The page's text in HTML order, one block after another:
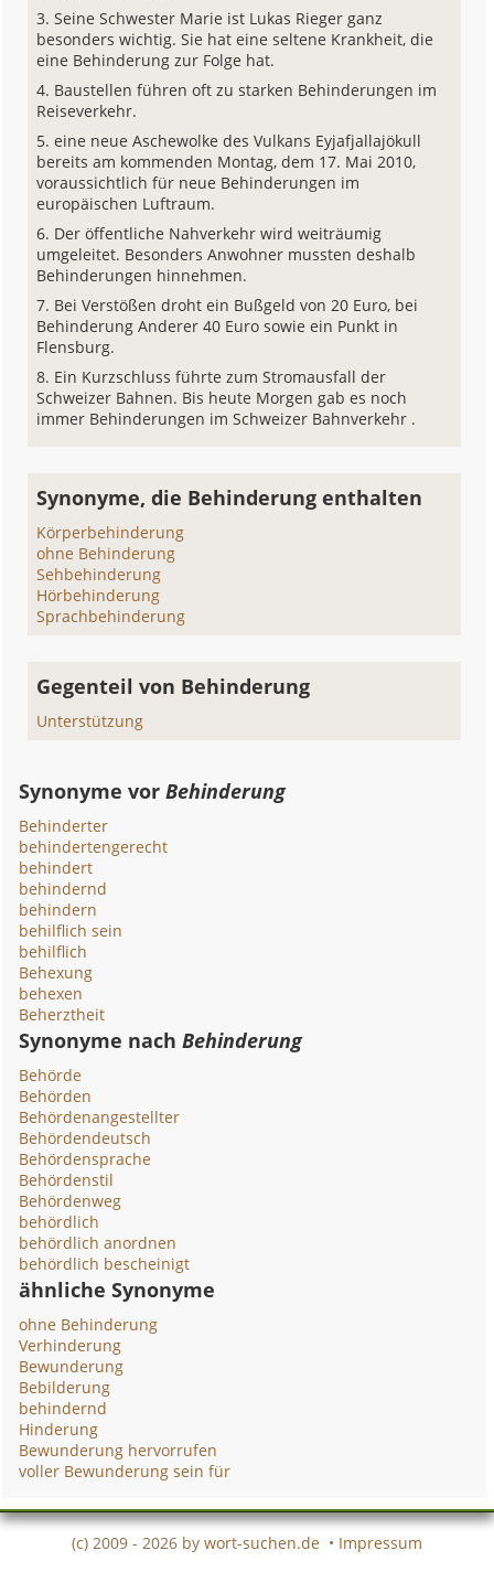
Seine Schwester Marie ist Lukas Rieger ganz
besonders wichtig. Sie hat eine seltene Krankheit, die
eine Behinderung zur Folge hat.
Baustellen führen oft zu starken Behinderungen im
Reiseverkehr.
eine neue Aschewolke des Vulkans Eyjafjallajökull
bereits am kommenden Montag, dem 17. Mai 2010,
voraussichtlich für neue Behinderungen im
europäischen Luftraum.
Der öffentliche Nahverkehr wird weiträumig
umgeleitet. Besonders Anwohner mussten deshalb
Behinderungen hinnehmen.
Bei Verstößen droht ein Bußgeld von 20 Euro, bei
Behinderung Anderer 40 Euro sowie ein Punkt in
Flensburg.
Ein Kurzschluss führte zum Stromausfall der
Schweizer Bahnen. Bis heute Morgen gab es noch
immer Behinderungen im Schweizer Bahnverkehr .
Synonyme, die Behinderung enthalten
Körperbehinderung
ohne Behinderung
Sehbehinderung
Hörbehinderung
Sprachbehinderung
Gegenteil von Behinderung
Unterstützung
Synonyme vorBehinderung
Behinderter
behindertengerecht
behindert
behindernd
behindern
behilflich sein
behilflich
Behexung
behexen
Beherztheit
Synonyme nachBehinderung
Behörde
Behörden
Behördenangestellter
Behördendeutsch
Behördensprache
Behördenstil
Behördenweg
behördlich
behördlich anordnen
behördlich bescheinigt
ähnliche Synonyme
ohne Behinderung
Verhinderung
Bewunderung
Bebilderung
behindernd
Hinderung
Bewunderung hervorrufen
voller Bewunderung sein für
(c) 2009 - 2026 by wort-suchen.de • Impressum